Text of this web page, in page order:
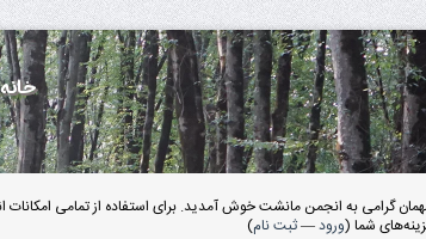
خانه
گرامی به انجمن مانشت خوش آمدید. برای استفاده از تمامی
شما (ورود—ثبت نام)